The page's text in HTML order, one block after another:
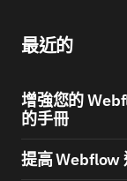
最近的
增強您的
的手冊
提高 Webflow